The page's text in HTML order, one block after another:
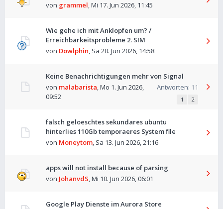
von grammel,Mi 17. Jun 2026, 11:45
Wie gehe ich mit Anklopfen um? /
Erreichbarkeitsprobleme 2. SIM
von Dowlphin, Sa 20. Jun 2026, 14:58
Keine Benachrichtigungen mehr von Signal
Antworten: 11
von malabarista,Mo 1. Jun 2026,
09:52
1 2
falsch geloeschtes sekundares ubuntu
hinterlies 110Gb temporaeres System file
von Moneytom, Sa 13. Jun 2026, 21:16
apps will not install because of parsing
von JohanvdS,Mi 10. Jun 2026, 06:01
Google Play Dienste im Aurora Store